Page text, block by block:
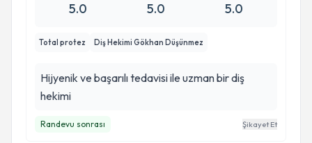
5.0 5.0 5.0
Total protez Diş Hekimi Gökhan Düşünmez
Hijyenik ve başarılı tedavisi ile uzman bir diş
hekimi
Randevu sonrası Şikayet Et